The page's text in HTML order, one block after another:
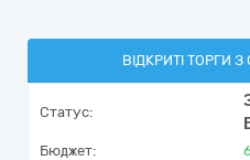
ВІДКРИТІ ТОРГИ
Статус:
Бюджет: